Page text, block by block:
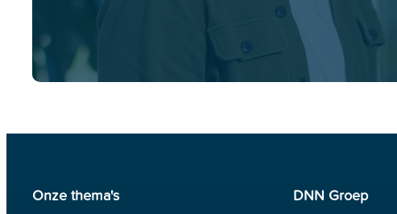
Onze thema's
DNN Groep